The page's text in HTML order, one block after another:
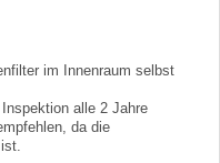
im Innenraum selbst
alle 2 Jahre
da die